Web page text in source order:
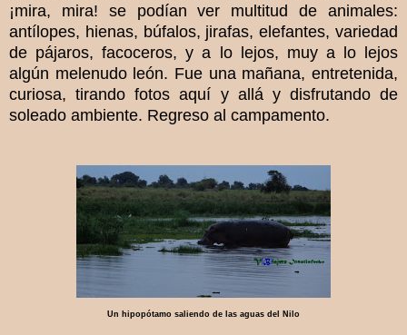
¡mira, mira! se podían ver multitud de animales:
antílopes, hienas, búfalos, jirafas, elefantes, variedad
de pájaros, facoceros, y a lo lejos, muy a lo lejos
algún melenudo león. Fue una mañana, entretenida,
curiosa, tirando fotos aquí y allá y disfrutando de
soleado ambiente. Regreso al campamento.
Un hipopótamo saliendo de las aguas del Nilo